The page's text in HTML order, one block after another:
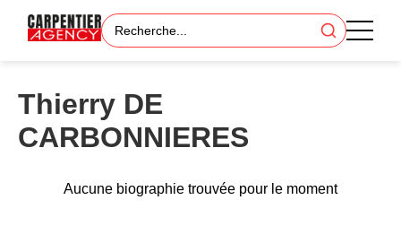
Thierry DE
CARBONNIERES
Aucune biographie trouvée pour le moment